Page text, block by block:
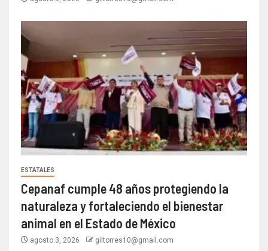
ESTATALES
Cepanaf cumple 48 años protegiendo la
naturaleza y fortaleciendo el bienestar
animal en el Estado de México
agosto 3, 2026 giltorres10@gmail.com